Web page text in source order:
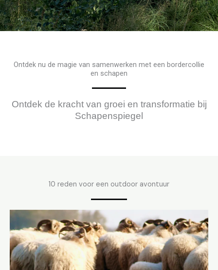
Ontdek nu de magie van samenwerken met een bordercollie
en schapen
Ontdek de kracht van groei en transformatie bij
Schapenspiegel
10 reden voor een outdoor avontuur